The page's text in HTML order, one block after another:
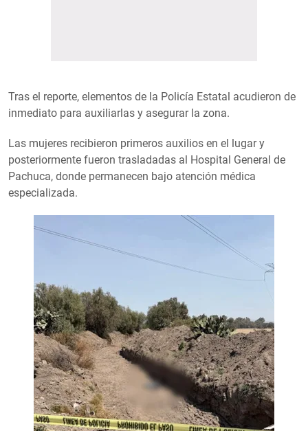
Tras el reporte, elementos de la Policía Estatal acudieron de
inmediato para auxiliarlas y asegurar la zona.
Las mujeres recibieron primeros auxilios en el lugar y
posteriormente fueron trasladadas al Hospital General de
Pachuca, donde permanecen bajo atención médica
especializada.